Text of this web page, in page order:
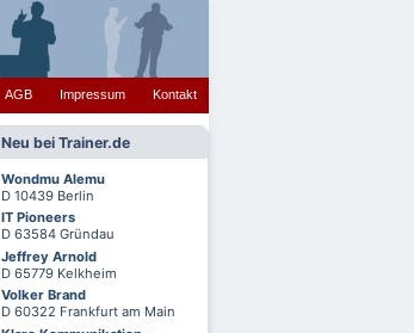
AGB Impressum Kontakt
Neu bei Trainer.de
Wondmu Alemu
D 10439 Berlin
IT Pioneers
D 63584 Gründau
Jeffrey Arnold
D 65779 Kelkheim
Volker Brand
D 60322 Frankfurt am Main